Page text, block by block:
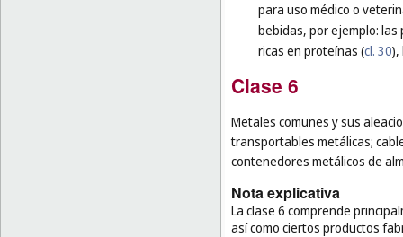
para uso médico o
bebidas, por ejemplo:
ricas en proteínas (cl. 30),
Clase 6
Metales comunes y sus
transportables metálicas;
contenedores metálicos de
Nota explicativa
La clase 6 comprende
así como ciertos productos